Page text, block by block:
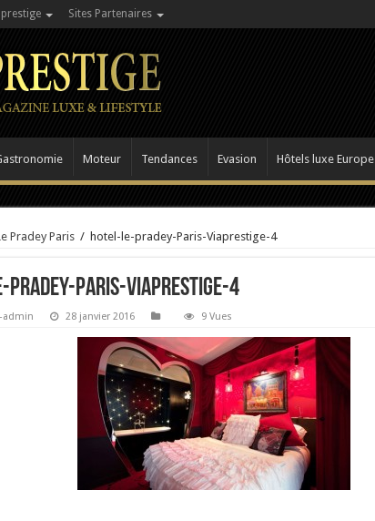
Sites Partenaires
Moteur Tendances Evasion Hôtels luxe Europe
Pradey Paris / hotel-le-pradey-Paris-Viaprestige-4
Paris-Viaprestige-4
admin 28 janvier 2016 9 Vues